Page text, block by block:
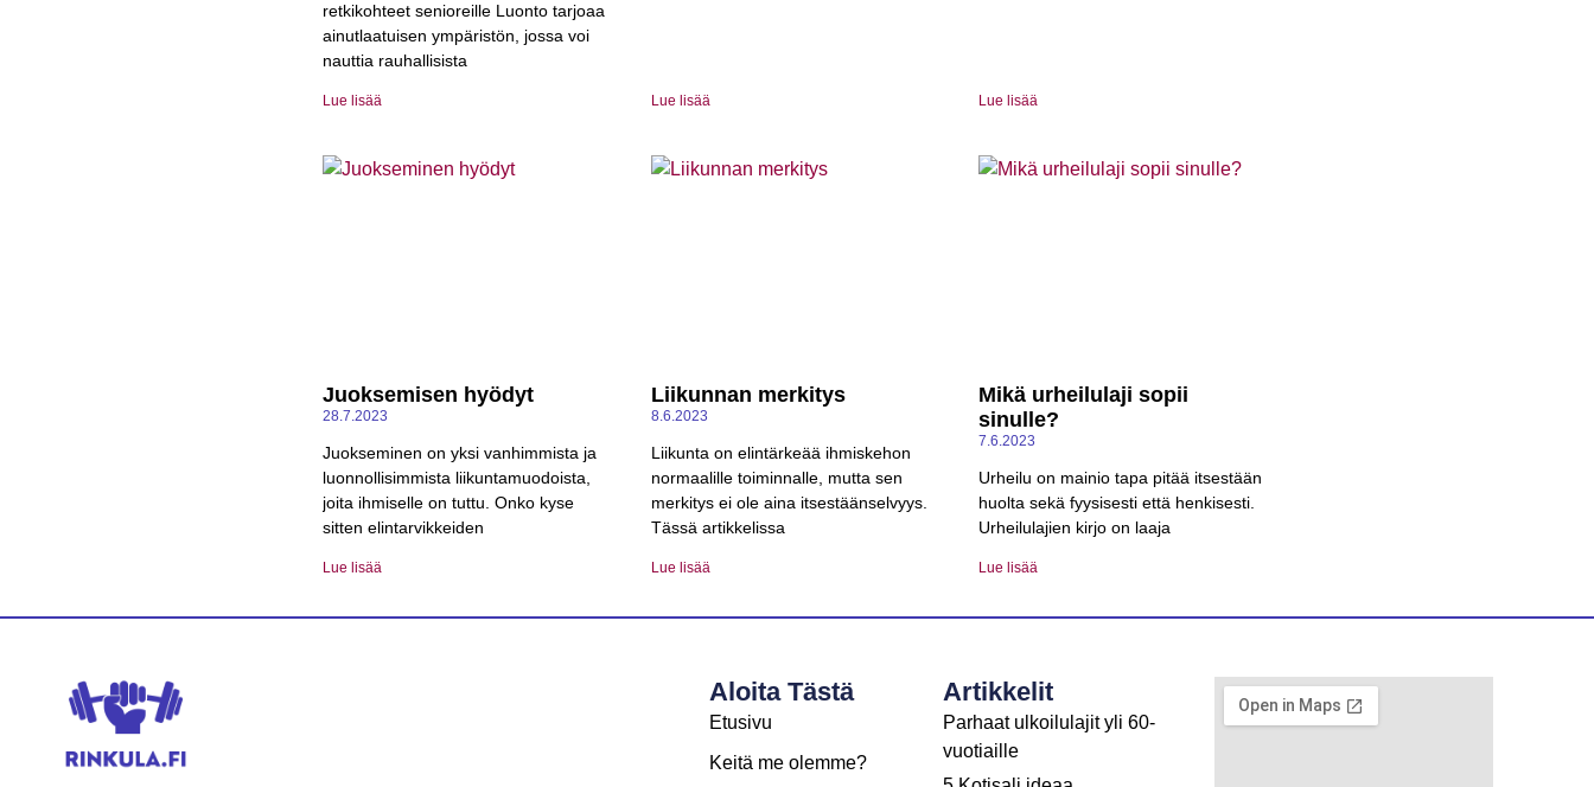
retkikohteet senioreille Luonto tarjoaa
ainutlaatuisen ympäristön, jossa voi
nauttia rauhallisista
Lue lisää Lue lisää Lue lisää
Juoksemisen hyödyt
28.7.2023
Juokseminen on yksi vanhimmista ja
luonnollisimmista liikuntamuodoista,
joita ihmiselle on tuttu. Onko kyse
sitten elintarvikkeiden
Lue lisää
Liikunnan merkitys
8.6.2023
Liikunta on elintärkeää ihmiskehon
normaalille toiminnalle, mutta sen
merkitys ei ole aina itsestäänselvyys.
Tässä artikkelissa
Lue lisää
Mikä urheilulaji sopii
sinulle?
7.6.2023
Urheilu on mainio tapa pitää itsestään
huolta sekä fyysisesti että henkisesti.
Urheilulajien kirjo on laaja
Lue lisää
Aloita Tästä
Etusivu
Keitä me olemme?
Artikkelit
Parhaat ulkoilulajit yli 60-
vuotiaille